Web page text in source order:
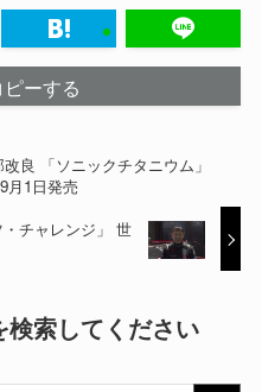
ーする
良 「ソニックチタニウム」
月1日発売
チャレンジ」 世
索してください